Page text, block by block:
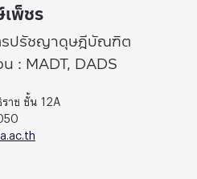
พ็ชร
รปรัชญาดุษฎีบัณฑิต
: MADT, DADS
าช ชั้น 12A